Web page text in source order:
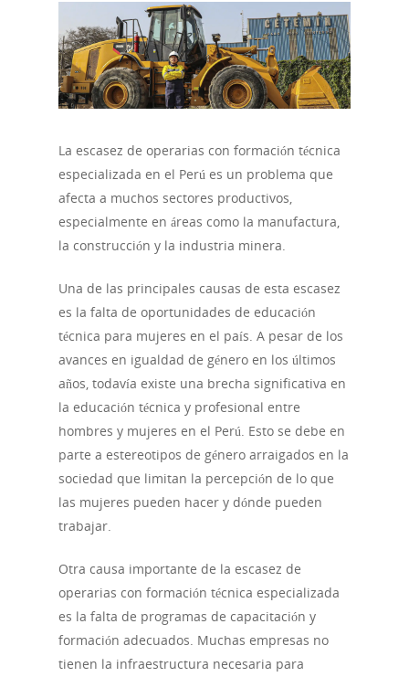
La escasez de operarias con formación técnica
especializada en el Perú es un problema que
afecta a muchos sectores productivos,
especialmente en áreas como la manufactura,
la construcción y la industria minera.
Una de las principales causas de esta escasez
es la falta de oportunidades de educación
técnica para mujeres en el país. A pesar de los
avances en igualdad de género en los últimos
años, todavía existe una brecha significativa en
la educación técnica y profesional entre
hombres y mujeres en el Perú. Esto se debe en
parte a estereotipos de género arraigados en la
sociedad que limitan la percepción de lo que
las mujeres pueden hacer y dónde pueden
trabajar.
Otra causa importante de la escasez de
operarias con formación técnica especializada
es la falta de programas de capacitación y
formación adecuados. Muchas empresas no
tienen la infraestructura necesaria para